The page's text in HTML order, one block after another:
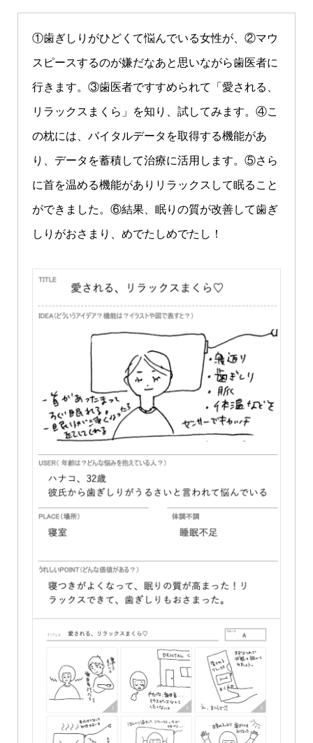
①歯ぎしりがひどくて悩んでいる女性が、②マウ
スピースするのが嫌だなあと思いながら歯医者に
行きます。③歯医者ですすめられて「愛される、
リラックスまくら」を知り、試してみます。④こ
の枕には、バイタルデータを取得する機能があ
り、データを蓄積して治療に活用します。⑤さら
に首を温める機能がありリラックスして眠ること
ができました。⑥結果、眠りの質が改善して歯ぎ
しりがおさまり、めでたしめでたし！